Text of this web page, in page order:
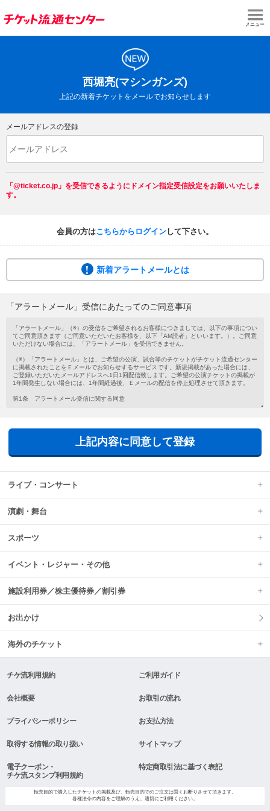
メニュー
西堀亮(マシンガンズ)
上記の新着チケットをメールでお知らせします
メールアドレスの登録
「@ticket.co.jp」を受信できるようにドメイン指定受信設定をお願いいたしま
す。
会員の方はこちらからログイン して下さい。
新着アラートメールとは
会員登録がお済みでない方もメールアドレスを登録するだけで気軽にご利用い
ただけます。
たメールアドレスへ1日1回配信されます。
「アラートメール」受信にあたってのご同意事項
上記内容に同意して登録
ライブ・コンサート
演劇・舞台
スポーツ
イベント・レジャー・その他
施設利用券／株主優待券／割引券
お出かけ
海外のチケット
チケ流利用規約 ご利用ガイド
会社概要 お取引の流れ
プライバシーポリシー お支払方法
取得する情報の取り扱い サイトマップ
電子クーポン・
チケ流スタンプ利用規約
特定商取引法に基づく表記
転売目的で購入したチケットの掲載及び、転売目的でのご注文は固くお断りさせて頂きます。
各種法令の内容をご理解のうえ、適切にご利用ください。